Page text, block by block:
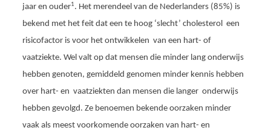
jaar en ouder1. Het merendeel van de Nederlanders (85%) is
bekend met het feit dat een te hoog ‘slecht’ cholesterol een
risicofactor is voor het ontwikkelen van een hart- of
vaatziekte. Wel valt op dat mensen die minder lang onderwijs
hebben genoten, gemiddeld genomen minder kennis hebben
over hart- en vaatziekten dan mensen die langer onderwijs
hebben gevolgd. Ze benoemen bekende oorzaken minder
vaak als meest voorkomende oorzaken van hart- en